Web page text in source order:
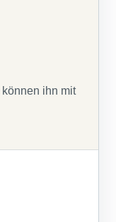
ihn mit